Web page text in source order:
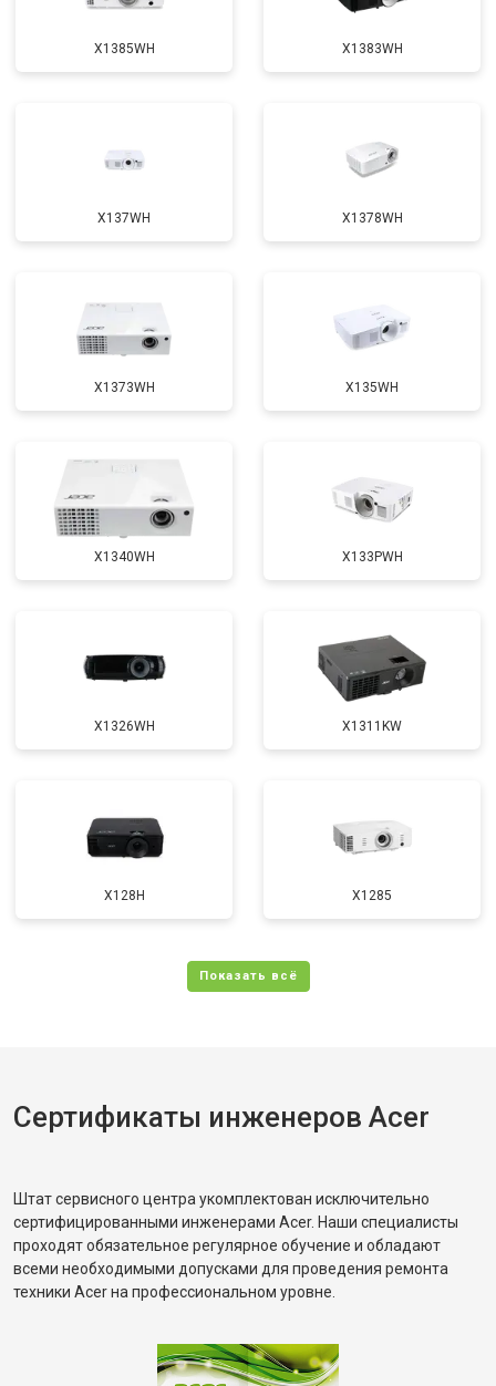
X1385WH X1383WH
X137WH X1378WH
X1373WH X135WH
X1340WH X133PWH
X1326WH X1311KW
X128H X1285
Сертификаты инженеров Acer
Штат сервисного центра укомплектован исключительно
сертифицированными инженерами Acer. Наши специалисты
проходят обязательное регулярное обучение и обладают
всеми необходимыми допусками для проведения ремонта
техники Acer на профессиональном уровне.